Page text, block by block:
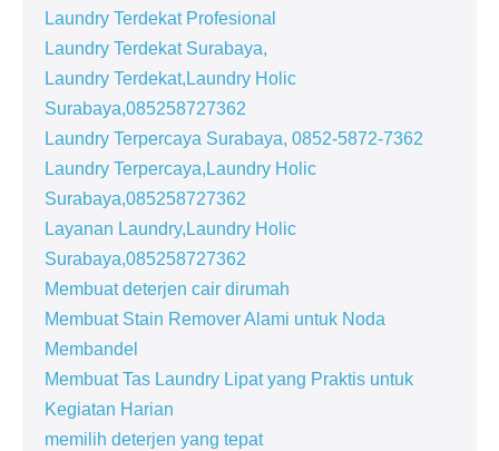
Laundry Terdekat Profesional
Laundry Terdekat Surabaya,
Laundry Terdekat,Laundry Holic
Surabaya,085258727362
Laundry Terpercaya Surabaya, 0852-5872-7362
Laundry Terpercaya,Laundry Holic
Surabaya,085258727362
Layanan Laundry,Laundry Holic
Surabaya,085258727362
Membuat deterjen cair dirumah
Membuat Stain Remover Alami untuk Noda
Membandel
Membuat Tas Laundry Lipat yang Praktis untuk
Kegiatan Harian
memilih deterjen yang tepat